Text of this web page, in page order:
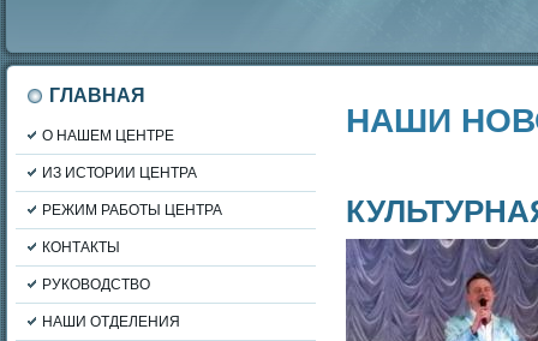
ГЛАВНАЯ
О НАШЕМ ЦЕНТРЕ
ИЗ ИСТОРИИ ЦЕНТРА
РЕЖИМ РАБОТЫ ЦЕНТРА
КОНТАКТЫ
РУКОВОДСТВО
НАШИ ОТДЕЛЕНИЯ
НАШИ